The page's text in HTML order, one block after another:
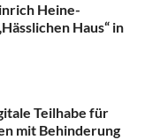
Heine-
Haus“ in
Teilhabe für
mit Behinderung